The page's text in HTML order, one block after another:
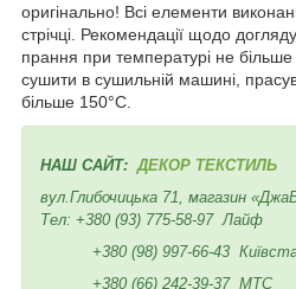
оригінально! Всі елементи
стрічці. Рекомендації щодо
прання при температурі не
сушити в сушильній машині,
більше 150°С.
НАШ САЙТ: ДЕКОР ТЕКСТИЛЬ
вул.Глибочицька 71, магазин
Тел: +380 (93) 775-58-97 Лайф
+380 (98) 997-66-43
+380 (66) 242-39-37 МТС